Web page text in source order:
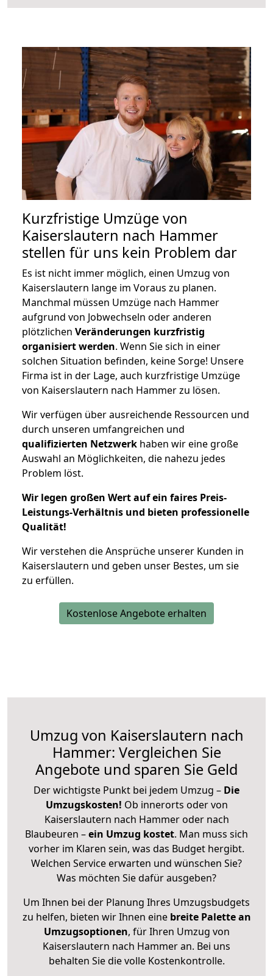
Kurzfristige Umzüge von
Kaiserslautern nach Hammer
stellen für uns kein Problem dar
Es ist nicht immer möglich, einen Umzug von
Kaiserslautern lange im Voraus zu planen.
Manchmal müssen Umzüge nach Hammer
aufgrund von Jobwechseln oder anderen
plötzlichen Veränderungen kurzfristig
organisiert werden. Wenn Sie sich in einer
solchen Situation befinden, keine Sorge! Unsere
Firma ist in der Lage, auch kurzfristige Umzüge
von Kaiserslautern nach Hammer zu lösen.
Wir verfügen über ausreichende Ressourcen und
durch unseren umfangreichen und
qualifizierten Netzwerk haben wir eine große
Auswahl an Möglichkeiten, die nahezu jedes
Problem löst.
Wir legen großen Wert auf ein faires Preis-
Leistungs-Verhältnis und bieten professionelle
Qualität!
Wir verstehen die Ansprüche unserer Kunden in
Kaiserslautern und geben unser Bestes, um sie
zu erfüllen.
Kostenlose Angebote erhalten
Umzug von Kaiserslautern nach
Hammer: Vergleichen Sie
Angebote und sparen Sie Geld
Der wichtigste Punkt bei jedem Umzug – Die
Umzugskosten! Ob innerorts oder von
Kaiserslautern nach Hammer oder nach
Blaubeuren –ein Umzug kostet. Man muss sich
vorher im Klaren sein, was das Budget hergibt.
Welchen Service erwarten und wünschen Sie?
Was möchten Sie dafür ausgeben?
Um Ihnen bei der Planung Ihres Umzugsbudgets
zu helfen, bieten wir Ihnen eine breite Palette an
Umzugsoptionen, für Ihren Umzug von
Kaiserslautern nach Hammer an. Bei uns
behalten Sie die volle Kostenkontrolle.